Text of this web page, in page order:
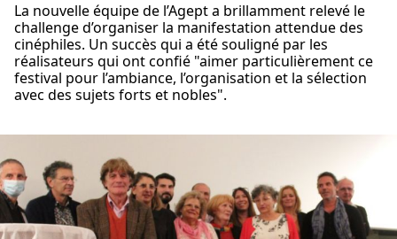
La nouvelle équipe de l’Agept a brillamment relevé le
challenge d’organiser la manifestation attendue des
cinéphiles. Un succès qui a été souligné par les
réalisateurs qui ont confié "aimer particulièrement ce
festival pour l’ambiance, l’organisation et la sélection
avec des sujets forts et nobles".